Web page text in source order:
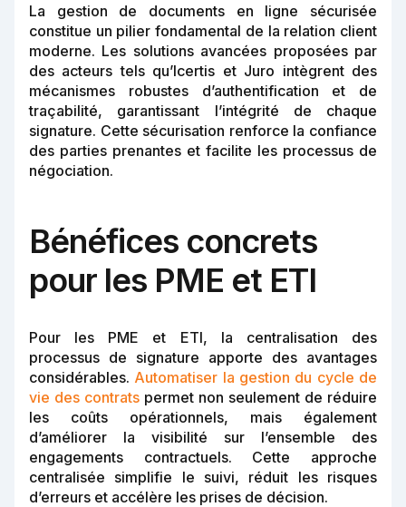
La gestion de documents en ligne sécurisée
constitue un pilier fondamental de la relation client
moderne. Les solutions avancées proposées par
des acteurs tels qu’Icertis et Juro intègrent des
mécanismes robustes d’authentification et de
traçabilité, garantissant l’intégrité de chaque
signature. Cette sécurisation renforce la confiance
des parties prenantes et facilite les processus de
négociation.
Bénéfices concrets
pour les PME et ETI
Pour les PME et ETI, la centralisation des
processus de signature apporte des avantages
considérables. Automatiser la gestion du cycle de
vie des contrats permet non seulement de réduire
les coûts opérationnels, mais également
d’améliorer la visibilité sur l’ensemble des
engagements contractuels. Cette approche
centralisée simplifie le suivi, réduit les risques
d’erreurs et accélère les prises de décision.